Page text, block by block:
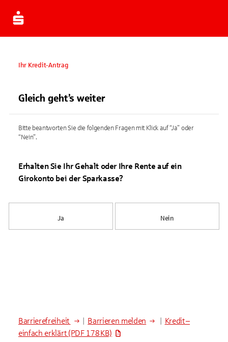
Ihr Kredit-Antrag
Gleich geht’s weiter
Bitte beantworten Sie die folgenden Fragen mit Klick auf “Ja” oder
“Nein”.
Erhalten Sie Ihr Gehalt oder Ihre Rente auf ein
Girokonto bei der Sparkasse?
Ja Nein
Barrierefreiheit Barrieren melden
Kredit –
einfach erklärt (PDF 178 KB)